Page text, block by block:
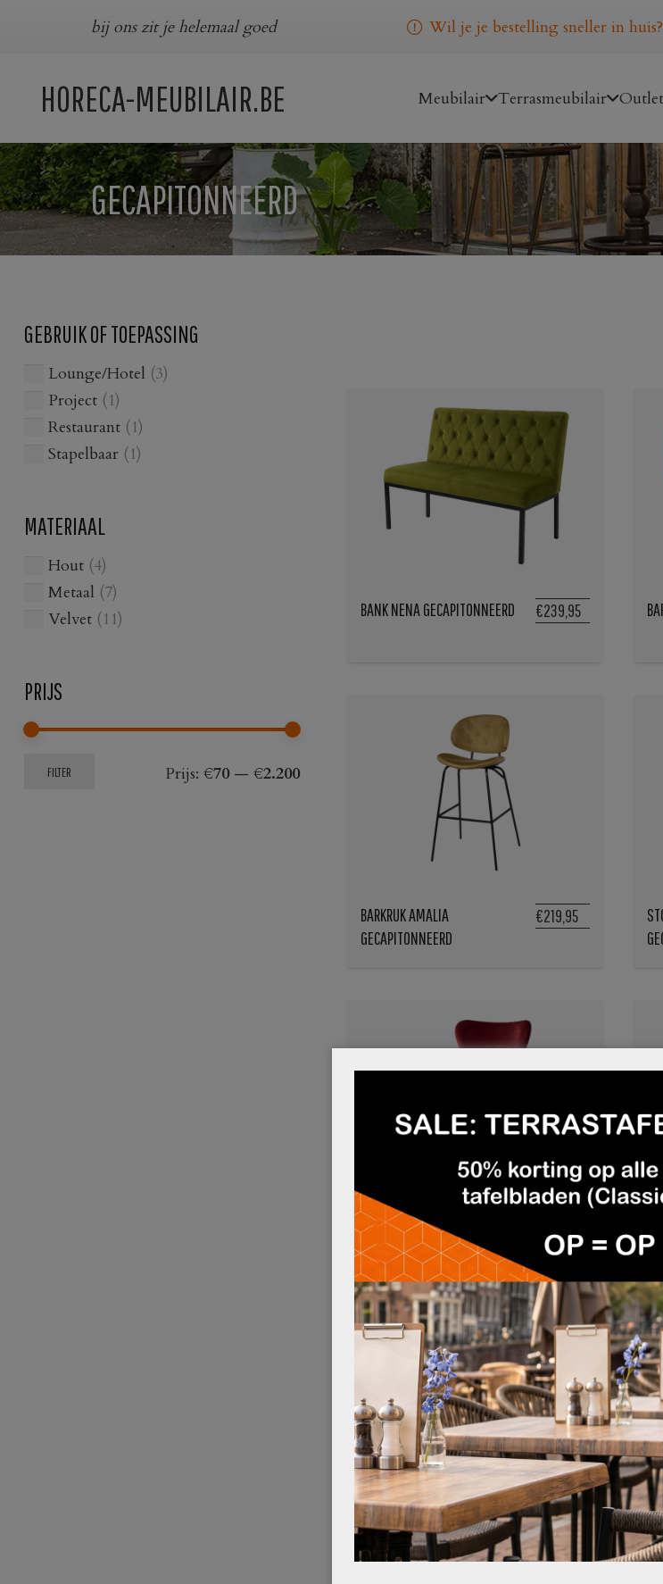
bij ons zit je helemaal goed Wil je je bestelling sneller in
HORECA-MEUBILAIR.BE Meubilair Terrasmeubilair Outlet
GECAPITONNEERD
GEBRUIK OF TOEPASSING
Lounge/Hotel (3)
Project (1)
Restaurant (1)
Stapelbaar (1)
MATERIAAL
Hout (4)
Metaal (7)
Velvet (11)
PRIJS
Min.
Max.
FILTER Prijs: €70— €2.200
BANK NENA GECAPITONNEERD €239,95
BARKRUK AMALIA
GECAPITONNEERD
€219,95
STOEL MONTE CARLO
POEF CÉLINE €329,95